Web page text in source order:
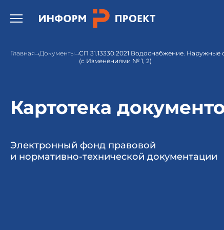
Открыть бургер меню.
Главная Документы
СП 31.13330.2021 Водоснабжение.
(с Изменениями № 1, 2)
Картотека
Электронный фонд правовой
и нормативно-технической документации